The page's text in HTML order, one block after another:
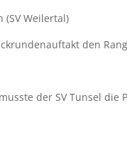
(SV Weilertal)
den
der SV Tunsel